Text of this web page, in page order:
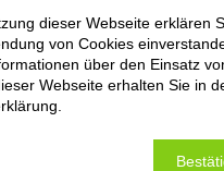
Auswahl, um dieses
dieser Webseite erklären
von Cookies
über den Einsatz
Webseite erhalten Sie in